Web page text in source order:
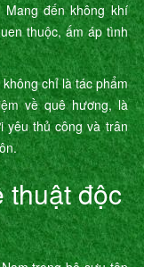
đến không khí
thuộc, ấm áp tình
không chỉ là tác phẩm
về quê hương, là
yêu thủ công và trân
thuật độc